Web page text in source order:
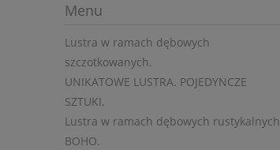
Menu
Lustra w ramach dębowych
szczotkowanych.
UNIKATOWE LUSTRA. POJEDYNCZE
SZTUKI.
Lustra w ramach dębowych rustykalnych
BOHO.